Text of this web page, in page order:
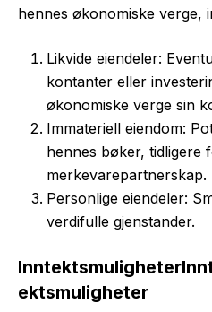
hennes økonomiske verge,
Likvide eiendeler:
kontanter eller
økonomiske verge sin
Immateriell eiendom:
hennes bøker, tidligere
merkevarepartnerskap.
Personlige eiendeler:
verdifulle gjenstander.
Inntektsmuligheter
ektsmuligheter